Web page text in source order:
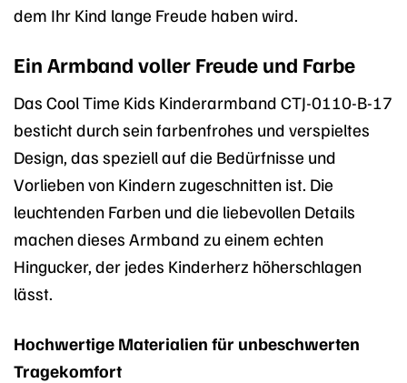
dem Ihr Kind lange Freude haben wird.
Ein Armband voller Freude und Farbe
Das Cool Time Kids Kinderarmband CTJ-0110-B-17
besticht durch sein farbenfrohes und verspieltes
Design, das speziell auf die Bedürfnisse und
Vorlieben von Kindern zugeschnitten ist. Die
leuchtenden Farben und die liebevollen Details
machen dieses Armband zu einem echten
Hingucker, der jedes Kinderherz höherschlagen
lässt.
Hochwertige Materialien für unbeschwerten
Tragekomfort